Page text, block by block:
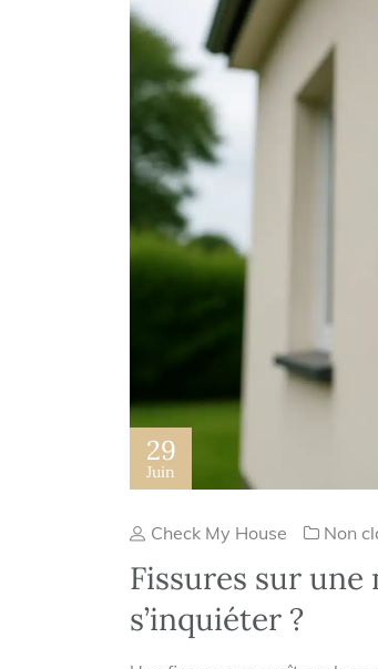
29
Juin
Check My House Non
Fissures sur
s’inquiéter ?